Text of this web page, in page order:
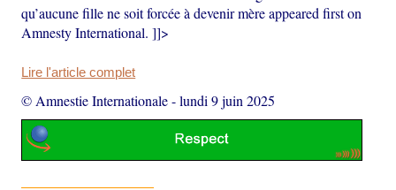
qu’aucune fille ne soit forcée à devenir mère appeared first on
Amnesty International. ]]>
Lire l'article complet
© Amnestie Internationale-lundi 9 juin 2025